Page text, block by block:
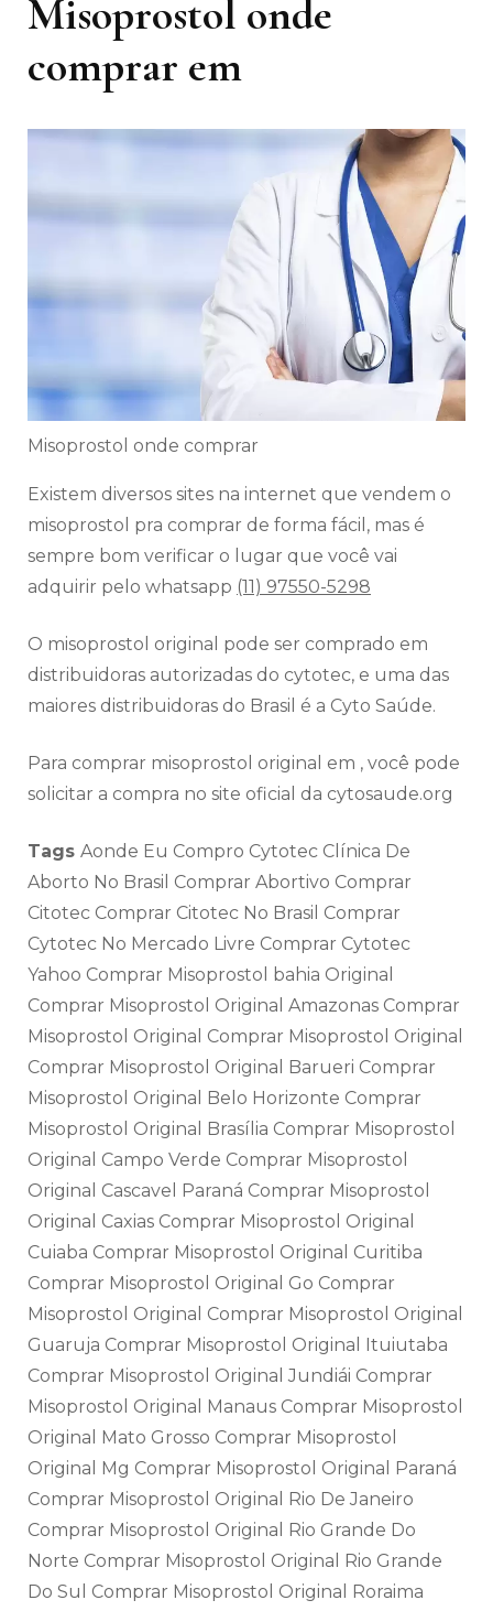
Misoprostol onde
comprar em
Misoprostol onde comprar
Existem diversos sites na internet que vendem o
misoprostol pra comprar de forma fácil, mas é
sempre bom verificar o lugar que você vai
adquirir pelo whatsapp (11) 97550-5298
O misoprostol original pode ser comprado em
distribuidoras autorizadas do cytotec, e uma das
maiores distribuidoras do Brasil é a Cyto Saúde.
Para comprar misoprostol original em , você pode
solicitar a compra no site oficial da cytosaude.org
Tags Aonde Eu Compro Cytotec Clínica De
Aborto No Brasil Comprar Abortivo Comprar
Citotec Comprar Citotec No Brasil Comprar
Cytotec No Mercado Livre Comprar Cytotec
Yahoo Comprar Misoprostol bahia Original
Comprar Misoprostol Original Amazonas Comprar
Misoprostol Original Comprar Misoprostol Original
Comprar Misoprostol Original Barueri Comprar
Misoprostol Original Belo Horizonte Comprar
Misoprostol Original Brasília Comprar Misoprostol
Original Campo Verde Comprar Misoprostol
Original Cascavel Paraná Comprar Misoprostol
Original Caxias Comprar Misoprostol Original
Cuiaba Comprar Misoprostol Original Curitiba
Comprar Misoprostol Original Go Comprar
Misoprostol Original Comprar Misoprostol Original
Guaruja Comprar Misoprostol Original Ituiutaba
Comprar Misoprostol Original Jundiái Comprar
Misoprostol Original Manaus Comprar Misoprostol
Original Mato Grosso Comprar Misoprostol
Original Mg Comprar Misoprostol Original Paraná
Comprar Misoprostol Original Rio De Janeiro
Comprar Misoprostol Original Rio Grande Do
Norte Comprar Misoprostol Original Rio Grande
Do Sul Comprar Misoprostol Original Roraima